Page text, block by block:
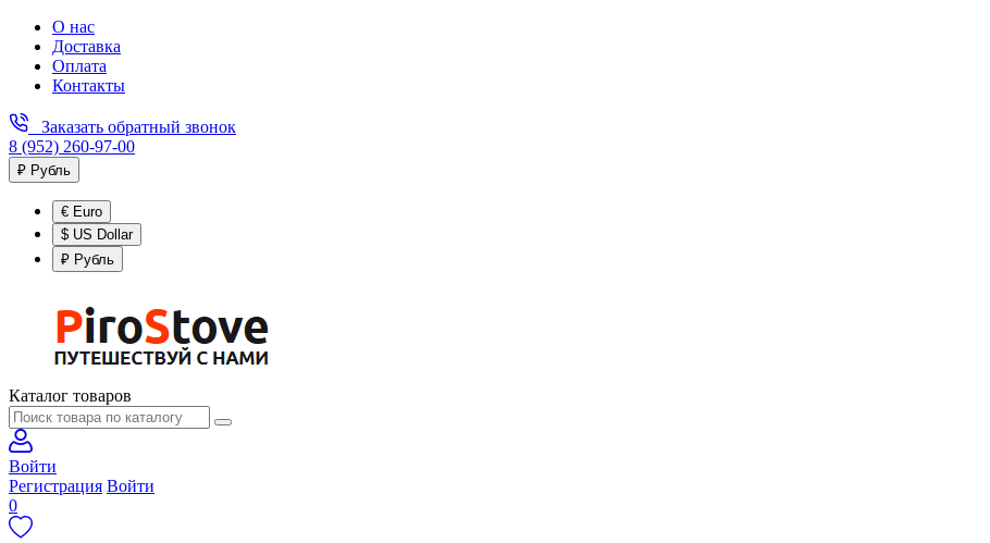
О нас
Доставка
Оплата
Контакты
Заказать обратный звонок
8 (952) 260-97-00
₽ Рубль
€ Euro
$ US Dollar
₽ Рубль
Каталог товаров
Войти
Регистрация Войти
0